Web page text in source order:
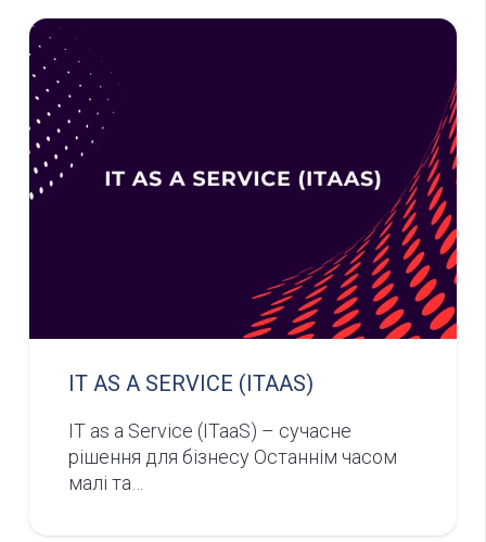
IT AS A SERVICE (ITAAS)
IT as a Service (ITaaS) – cучасне
рішення для бізнесу Останнім часом
малі та…